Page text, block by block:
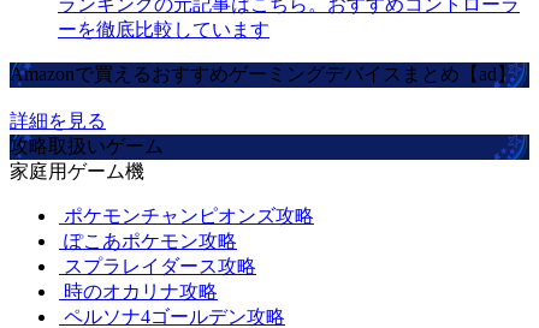
ーを徹底比較しています
Amazonで買えるおすすめゲーミングデバイスまとめ【ad】
詳細を見る
攻略取扱いゲーム
家庭用ゲーム機
ポケモンチャンピオンズ攻略
ぽこあポケモン攻略
スプラレイダース攻略
時のオカリナ攻略
ペルソナ4ゴールデン攻略